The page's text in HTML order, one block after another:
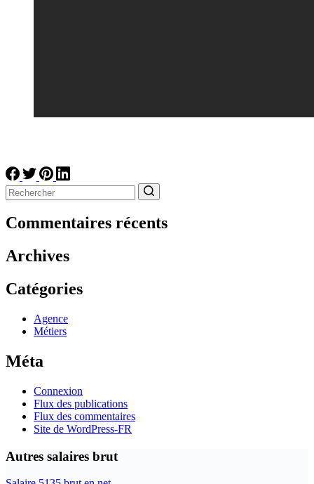
résultat
Commentaires récents
Archives
Catégories
Agence
Métiers
Méta
Connexion
Flux des publications
Flux des commentaires
Site de WordPress-FR
Autres salaires brut